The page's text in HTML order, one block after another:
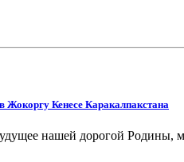
Жокоргу Кенесе Каракалпакстана
нашей дорогой Родины,